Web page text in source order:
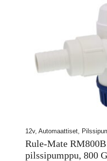
12v, Automaattiset,
Rule-Mate
pilssipumppu, 800